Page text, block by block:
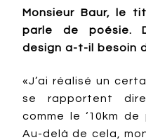
Monsieur Baur, le
parle de poésie.
design a-t-il besoin
«J’ai réalisé un
se rapportent
comme le ‘10km de
Au-delà de cela,